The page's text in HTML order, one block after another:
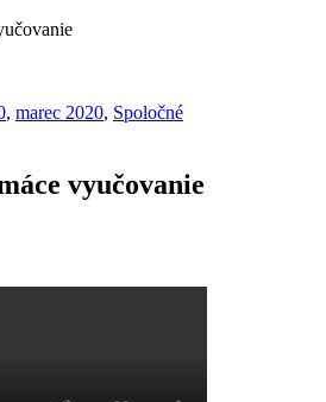
, marec 2020, Spoločné
vyučovanie